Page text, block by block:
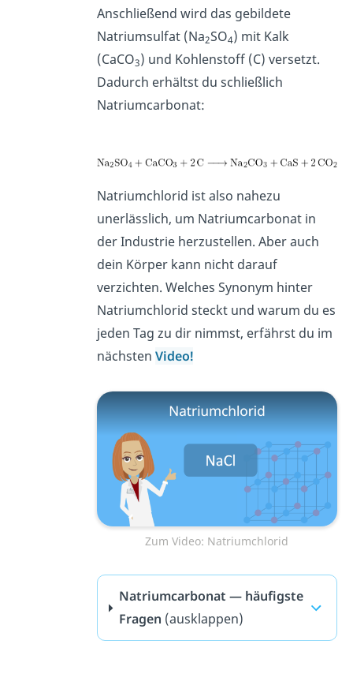
Anschließend wird das gebildete
Natriumsulfat (Na2SO4) mit Kalk
(CaCO3) und Kohlenstoff (C) versetzt.
Dadurch erhältst du schließlich
Natriumcarbonat:
Natriumchlorid ist also nahezu
unerlässlich, um Natriumcarbonat in
der Industrie herzustellen. Aber auch
dein Körper kann nicht darauf
verzichten. Welches Synonym hinter
Natriumchlorid steckt und warum du es
jeden Tag zu dir nimmst, erfährst du im
nächsten Video!
Zum Video: Natriumchlorid
Natriumcarbonat — häufigste
Fragen (ausklappen)